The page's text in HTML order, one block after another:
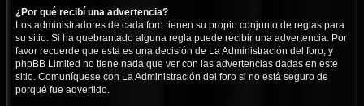
¿Por qué recibí una advertencia?
Los administradores de cada foro tienen su propio conjunto de reglas para
su sitio. Si ha quebrantado alguna regla puede recibir una advertencia. Por
favor recuerde que esta es una decisión de La Administración del foro, y
phpBB Limited no tiene nada que ver con las advertencias dadas en este
sitio. Comuníquese con La Administración del foro si no está seguro de
porqué fue advertido.